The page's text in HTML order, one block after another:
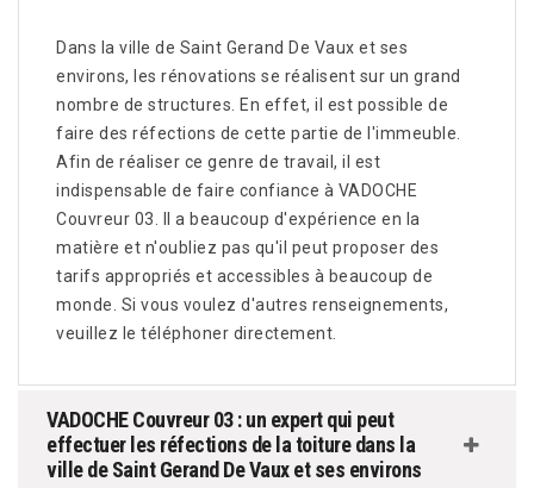
Dans la ville de Saint Gerand De Vaux et ses
environs, les rénovations se réalisent sur un grand
nombre de structures. En effet, il est possible de
faire des réfections de cette partie de l'immeuble.
Afin de réaliser ce genre de travail, il est
indispensable de faire confiance à VADOCHE
Couvreur 03. Il a beaucoup d'expérience en la
matière et n'oubliez pas qu'il peut proposer des
tarifs appropriés et accessibles à beaucoup de
monde. Si vous voulez d'autres renseignements,
veuillez le téléphoner directement.
VADOCHE Couvreur 03 : un expert qui peut
effectuer les réfections de la toiture dans la
ville de Saint Gerand De Vaux et ses environs